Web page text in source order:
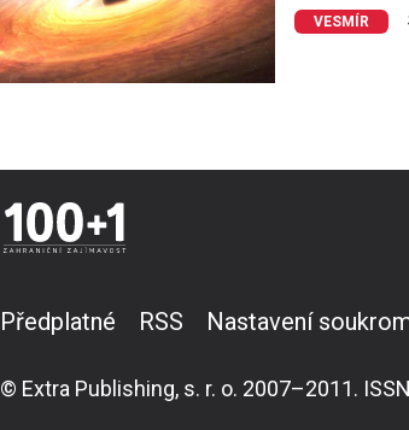
VESMÍR
Předplatné RSS Nastavení
© Extra Publishing, s. r. o. 2007–2011.